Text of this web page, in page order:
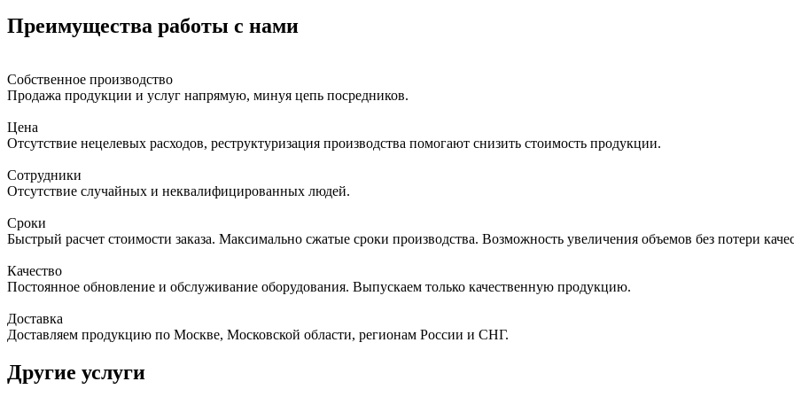
Преимущества работы с нами
Собственное производство
Продажа продукции и услуг напрямую, минуя цепь посредников.
Цена
Отсутствие нецелевых расходов, реструктуризация производства помогают снизить стоимость продукции.
Сотрудники
Отсутствие случайных и неквалифицированных людей.
Сроки
Быстрый расчет стоимости заказа. Максимально сжатые сроки производства. Возможность увеличения объемов без потери
Качество
Постоянное обновление и обслуживание оборудования. Выпускаем только качественную продукцию.
Доставка
Доставляем продукцию по Москве, Московской области, регионам России и СНГ.
Другие услуги